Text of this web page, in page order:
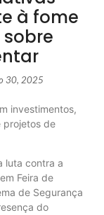
à fome
30, 2025
investimentos,
projetos de
luta contra a
Feira de
de Segurança
do